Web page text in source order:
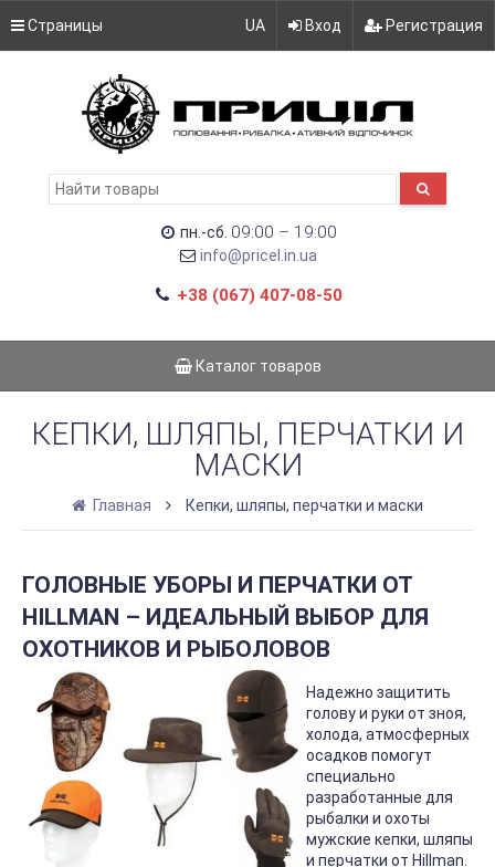
Страницы UA Вход Регистрация
пн.-сб. 09:00 – 19:00
info@pricel.in.ua
+38 (067) 407-08-50
Каталог товаров
КЕПКИ, ШЛЯПЫ, ПЕРЧАТКИ И
МАСКИ
Главная Кепки, шляпы, перчатки и маски
ГОЛОВНЫЕ УБОРЫ И ПЕРЧАТКИ ОТ
HILLMAN – ИДЕАЛЬНЫЙ ВЫБОР ДЛЯ
ОХОТНИКОВ И РЫБОЛОВОВ
Надежно защитить
голову и руки от зноя,
холода, атмосферных
осадков помогут
специально
разработанные для
рыбалки и охоты
мужские кепки, шляпы
и перчатки от Hillman.